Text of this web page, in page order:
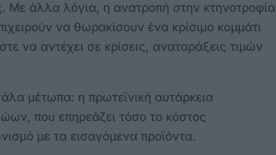
Με άλλα λόγια, η ανατροπή στην κτηνοτροφία
να θωρακίσουν ένα κρίσιμο κομμάτι
να αντέχει σε κρίσεις, αναταράξεις τιμών
μέτωπα: η πρωτεϊνική αυτάρκεια
που επηρεάζει τόσο το κόστος
με τα εισαγόμενα προϊόντα.